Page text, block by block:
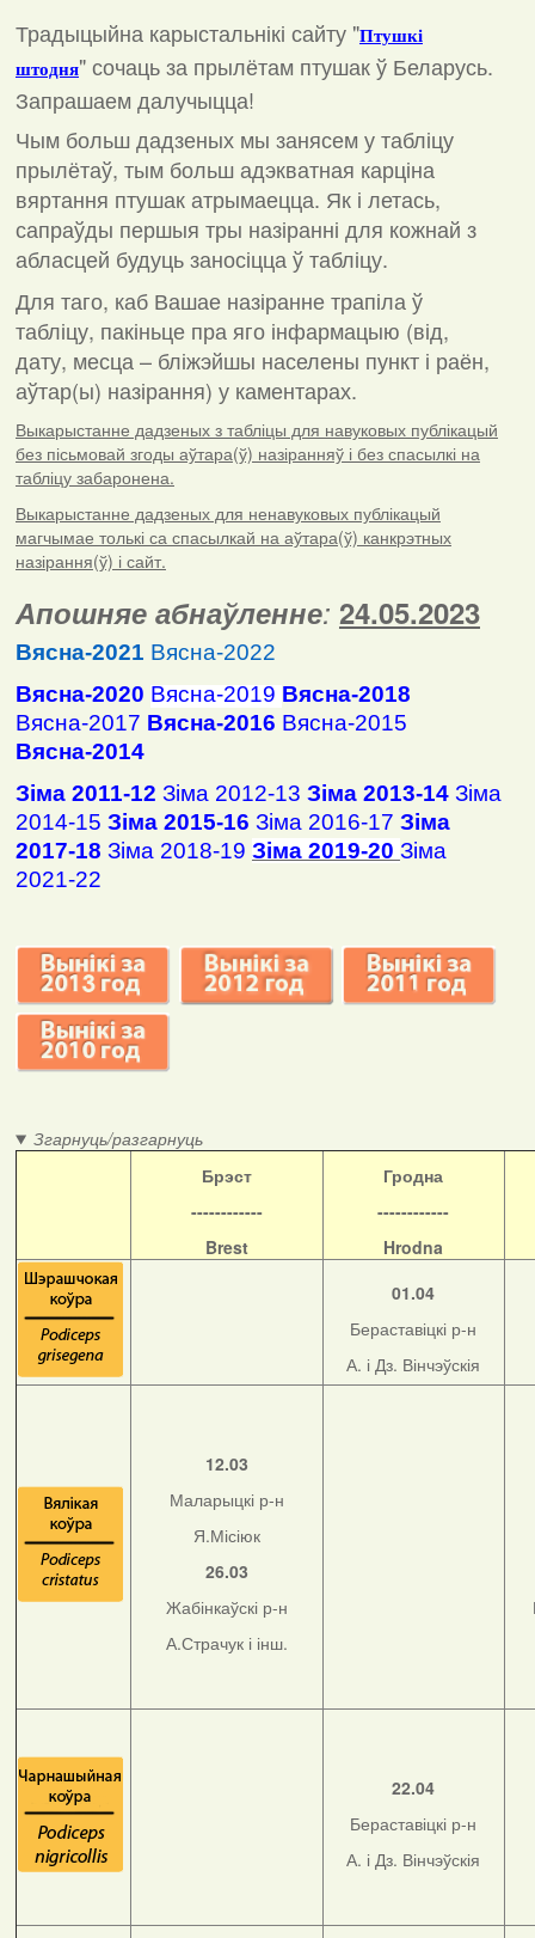
Традыцыйна карыстальнікі сайту "Птушкі
штодня"сочаць за прылётам птушак ў Беларусь.
Запрашаем далучыцца!
Чым больш дадзеных мы занясем у табліцу
прылётаў, тым больш адэкватная карціна
вяртання птушак атрымаецца. Як і летась,
сапраўды першыя тры назіранні для кожнай з
абласцей будуць заносіцца ў табліцу.
Для таго, каб Вашае назіранне трапіла ў
табліцу, пакіньце пра яго інфармацыю (від,
дату, месца – бліжэйшы населены пункт і раён,
аўтар(ы) назірання) у каментарах.
Выкарыстанне дадзеных з табліцы для навуковых публікацый
без пісьмовай згоды аўтара(ў) назіранняў і без спасылкі на
табліцу забаронена.
Выкарыстанне дадзеных для ненавуковых публікацый
магчымае толькі са спасылкай на аўтара(ў) канкрэтных
назірання(ў) і сайт.
Апошняе абнаўленне: 24.05.2023
Вясна-2021 Вясна-2022
Вясна-2020 Вясна-2019 Вясна-2018
Вясна-2017 Вясна-2016 Вясна-2015
Вясна-2014
Зіма 2011-12 Зіма 2012-13 Зіма 2013-14 Зіма
2014-15 Зіма 2015-16 Зіма 2016-17 Зіма
2017-18 Зіма 2018-19 Зіма 2019-20 Зіма
2021-22
Згарнуць/разгарнуць
Брэст
------------
Brest
Гродна
------------
Hrodna
01.04
Бераставіцкі р-н
А. і Дз. Вінчэўскія
12.03
Маларыцкі р-н
Я.Місіюк
26.03
Жабінкаўскі р-н
А.Страчук і інш.
22.04
Бераставіцкі р-н
А. і Дз. Вінчэўскія